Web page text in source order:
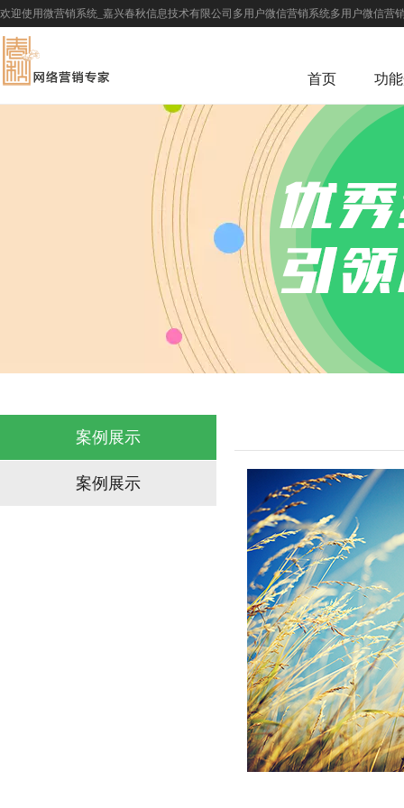
欢迎使用微营销系统_嘉兴春秋信息技术有限公司多用户微信营销系统多用户微信营
首页 功
案例展示
案例展示
案例展示